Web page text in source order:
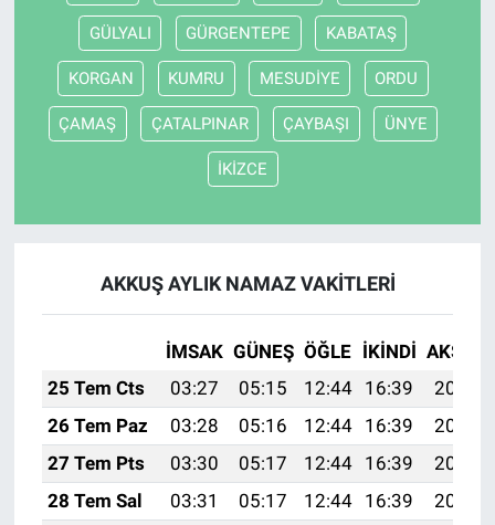
GÜLYALI GÜRGENTEPE KABATAŞ
KORGAN KUMRU MESUDİYE ORDU
ÇAMAŞ ÇATALPINAR ÇAYBAŞI ÜNYE
İKİZCE
AKKUŞ AYLIK NAMAZ VAKITLERI
İMSAK GÜNEŞ ÖĞLE İKINDI AKŞAM
25 Tem Cts
03:27 05:15 12:44 16:39
20:02
26 Tem Paz
03:28 05:16 12:44 16:39
20:02
27 Tem Pts
03:30 05:17 12:44 16:39
20:01
28 Tem Sal
03:31 05:17 12:44 16:39
20:00